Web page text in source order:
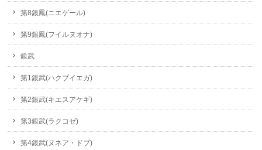
第8銀鳳(ニエゲール)
第9銀鳳(フイルヌオナ)
銀武
第1銀武(ハクブイエガ)
第2銀武(キエスアケギ)
第3銀武(ラクコゼ)
第4銀武(ヌネア・ドブ)